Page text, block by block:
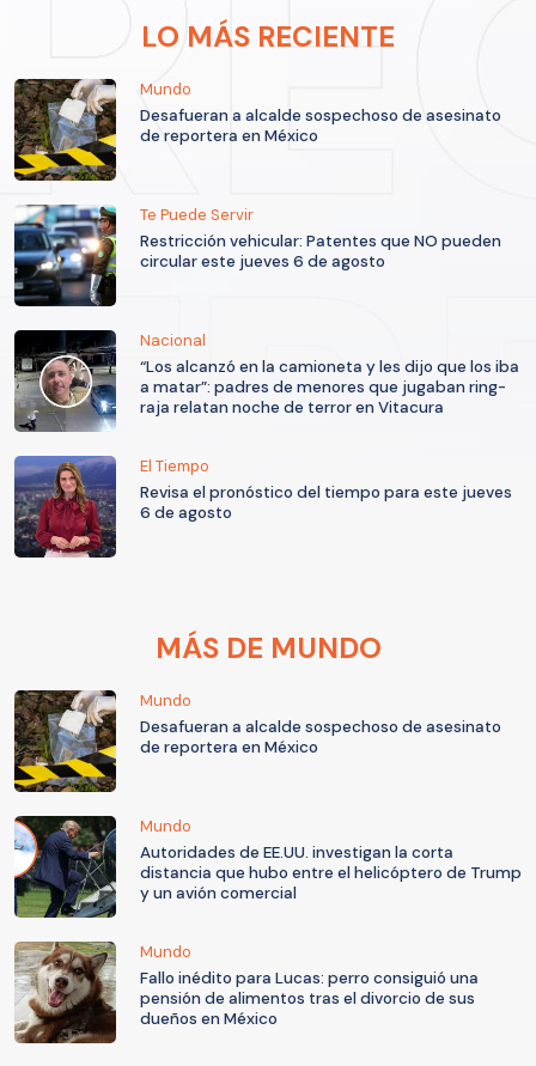
LO MÁS RECIENTE
Mundo
Desafueran a alcalde sospechoso de asesinato
de reportera en México
Te Puede Servir
Restricción vehicular: Patentes que NO pueden
circular este jueves 6 de agosto
Nacional
“Los alcanzó en la camioneta y les dijo que los iba
a matar”: padres de menores que jugaban ring-
raja relatan noche de terror en Vitacura
El Tiempo
Revisa el pronóstico del tiempo para este jueves
6 de agosto
MÁS DE MUNDO
Mundo
Desafueran a alcalde sospechoso de asesinato
de reportera en México
Mundo
Autoridades de EE.UU. investigan la corta
distancia que hubo entre el helicóptero de Trump
y un avión comercial
Mundo
Fallo inédito para Lucas: perro consiguió una
pensión de alimentos tras el divorcio de sus
dueños en México